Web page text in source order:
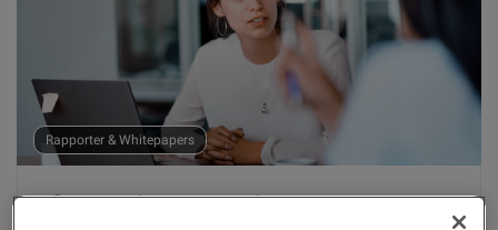
Rapporter & Whitepapers
Inflation og højere renter bag stigning i RKI-